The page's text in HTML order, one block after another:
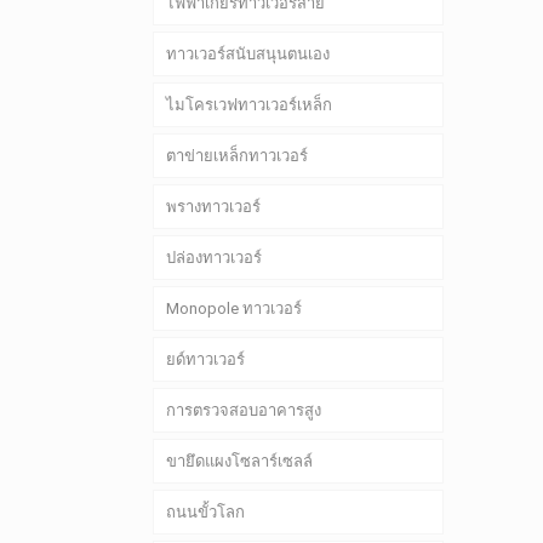
ทาวเวอร์สนับสนุนตนเอง
ไมโครเวฟทาวเวอร์เหล็ก
ตาข่ายเหล็กทาวเวอร์
พรางทาวเวอร์
ปล่องทาวเวอร์
Monopole ทาวเวอร์
ยด์ทาวเวอร์
การตรวจสอบอาคารสูง
ขายึดแผงโซลาร์เซลล์
ถนนขั้วโลก